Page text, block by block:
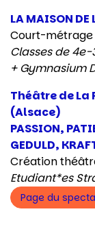
LA MAISON DE
Court-
Classes de
+ Gymnasium
Théâtre de La
(Alsace)
PASSION,
GEDULD,
Création
Etudiant*es
Page du